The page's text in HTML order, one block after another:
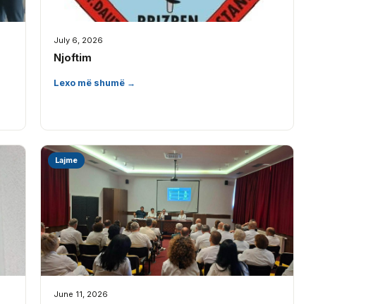
July 6, 2026
Njoftim
Lexo më shumë →
Lajme
June 11, 2026